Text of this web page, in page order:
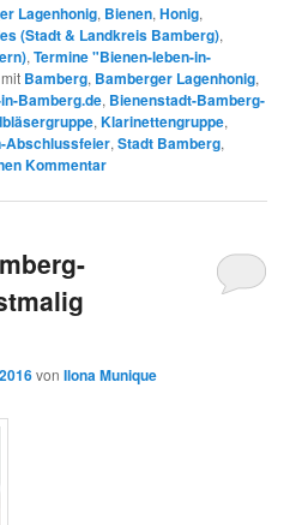
Lagenhonig, Bienen,Honig,
(Stadt & Landkreis Bamberg),
,Termine "Bienen-leben-in-
Bamberg, Bamberger Lagenhonig,
Bamberg.de, Bienenstadt-Bamberg-
,Klarinettengruppe,
Abschlussfeier,Stadt Bamberg,
Kommentar
vonIlona Munique